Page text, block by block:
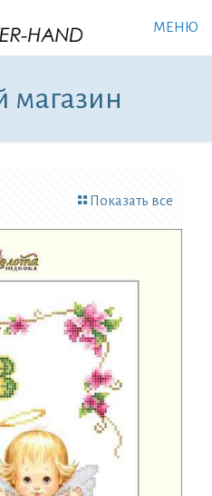
МЕНЮ
магазин
Показать все